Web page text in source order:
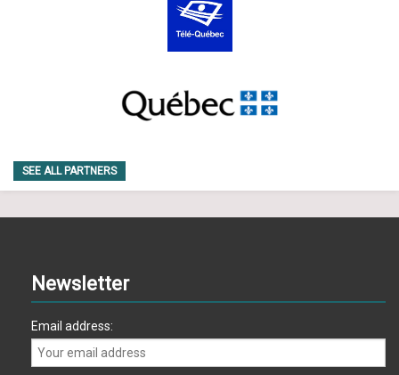
SEE ALL PARTNERS
Newsletter
Email address: